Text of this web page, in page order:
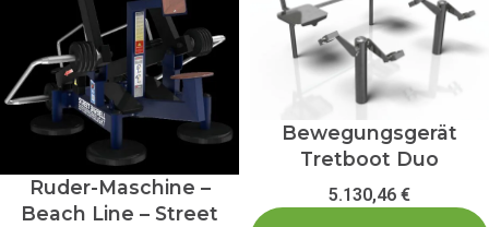
Ruder-Maschine –
Beach Line – Street
Bewegungsgerät
Tretboot Duo
5.130,46 €